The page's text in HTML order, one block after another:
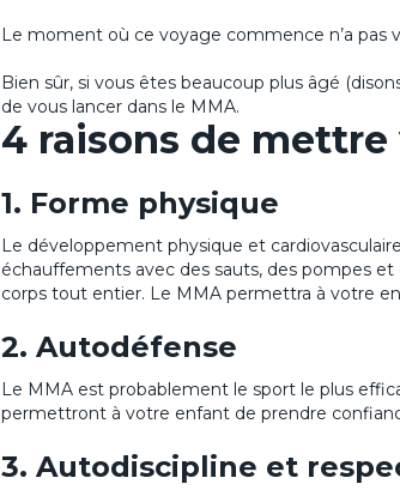
Le moment où ce voyage commence n’a pas
Bien sûr, si vous êtes beaucoup plus âgé
de vous lancer dans le MMA.
4 raisons de
1. Forme physique
Le développement physique et
échauffements avec des sauts, des pompes
corps tout entier. Le MMA permettra à votre
2. Autodéfense
Le MMA est probablement le sport le plus
permettront à votre enfant de prendre
3. Autodiscipline et